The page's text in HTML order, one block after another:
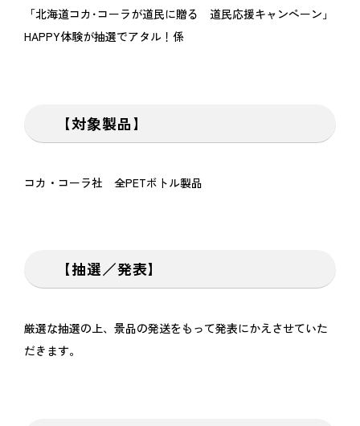
「北海道コカ･コーラが道民に贈る 道民応援キャンペーン」
HAPPY体験が抽選でアタル！係
【対象製品】
コカ・コーラ社 全PETボトル製品
【抽選／発表】
厳選な抽選の上、景品の発送をもって発表にかえさせていた
だきます。